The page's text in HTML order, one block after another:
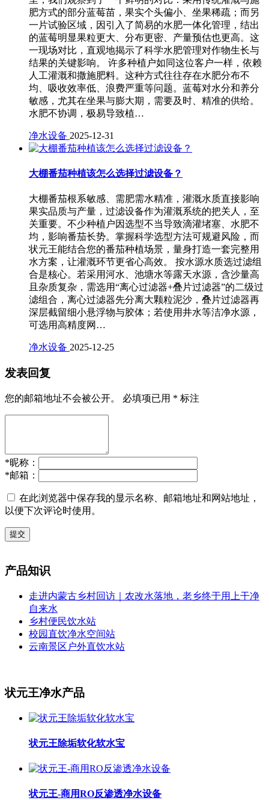
肥方式的部分蓝莓苗，果实个头偏小、坐果稀疏；而另
一片试验区域，因引入了简易的水肥一体化管理，结出
的蓝莓明显果粒更大、分布更密、产量预估也更高。这
一现场对比，直观地揭示了科学水肥管理对作物生长与
结果的关键影响。 许多种植户如同这位客户一样，依赖
人工灌溉和撒施肥料。这种方式往往存在水肥分布不
均、吸收效率低、浪费严重等问题。蓝莓对水分和养分
敏感，尤其在坐果与膨大期，需要及时、精准的供给。
水肥不协调，极易导致植…
净水设备 2025-12-31
大棚番茄种植该怎么选择过滤设备？
大棚番茄根系敏感、需肥需水精准，灌溉水质直接影响
果实品质与产量，过滤设备作为灌溉系统的把关人，至
关重要。不少种植户因选型不当导致滴灌堵塞、水肥不
均，影响番茄长势。掌握科学选型方法可规避风险，而
状元王能结合您的番茄种植场景，量身打造一套完整用
水方案，让灌溉环节更省心高效。 按水源水质选过滤组
合是核心。若采用河水、池塘水等露天水源，含沙量高
且杂质复杂，需选用“离心过滤器+叠片过滤器”的二级过
滤组合，离心过滤器先分离大颗粒泥沙，叠片过滤器再
深层截留细小悬浮物与胶体；若使用井水等洁净水源，
可选用高精度网…
净水设备 2025-12-25
发表回复
您的邮箱地址不会被公开。 必填项已用 * 标注
*昵称：
*邮箱：
在此浏览器中保存我的显示名称、邮箱地址和网站地址，
以便下次评论时使用。
提交
产品知识
走进内蒙古乡村回访｜农改水落地，老乡终于用上干净
自来水
乡村便民饮水站
校园直饮净水空间站
云南景区户外直饮水站
状元王净水产品
状元王除垢软化软水宝
状元王-商用RO反渗透净水设备